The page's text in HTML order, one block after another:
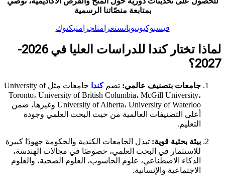
بمتابعة منصّاتنا الرسمية
فيسبوكيوتيوبانستغرامتلجرامتيكتوك
لماذا تختار كندا للدراسات العليا في 2026-
2027؟
جامعات بتصنيف عالمي: تضمكندا
جامعات مثل University of
Toronto، University of British Columbia، McGill University،
University of Alberta، University of Waterloo وغيرها، ضمن
أعلى التصنيفات العالمية من حيث البحث العلمي وجودة
التعليم.
بيئة بحثية قوية: تبذل الجامعات الكندية والحكومة جهودًا كبيرة
للاستثمار في البحث العلمي، خصوصًا في مجالات الهندسة،
الذكاء الاصطناعي، علوم الحاسوب، العلوم الصحية، والعلوم
الاجتماعية والإنسانية.